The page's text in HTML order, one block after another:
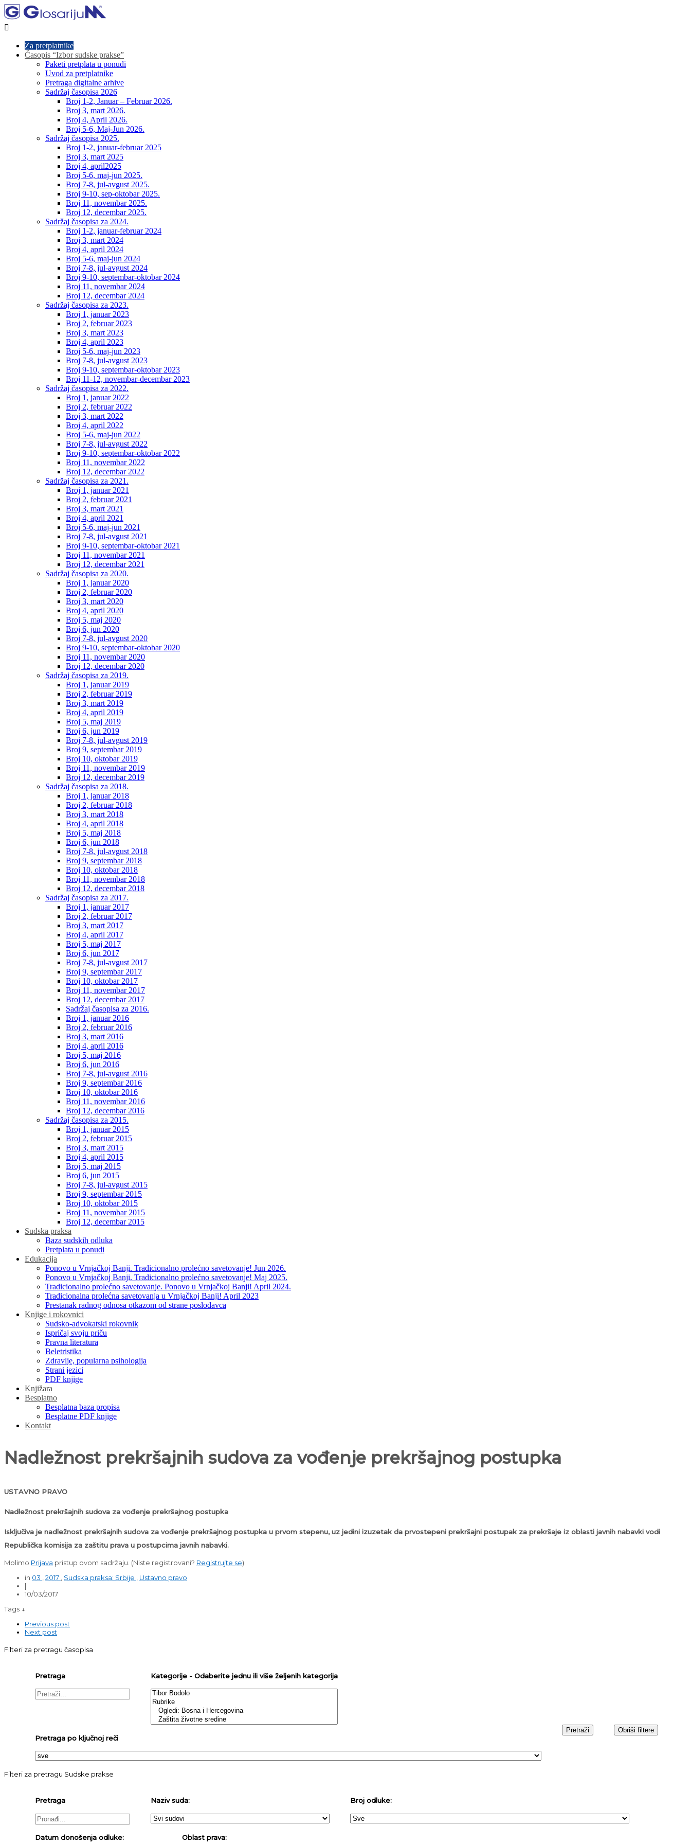

Za pretplatnike
Časopis “Izbor sudske prakse”
Paketi pretplata u ponudi
Uvod za pretplatnike
Pretraga digitalne arhive
Sadržaj časopisa 2026
Broj 1-2, Januar – Februar 2026.
Broj 3, mart 2026.
Broj 4, April 2026.
Broj 5-6, Maj-Jun 2026.
Sadržaj časopisa 2025.
Broj 1-2, januar-februar 2025
Broj 3, mart 2025
Broj 4, april2025
Broj 5-6, maj-jun 2025.
Broj 7-8, jul-avgust 2025.
Broj 9-10, sep-oktobar 2025.
Broj 11, novembar 2025.
Broj 12, decembar 2025.
Sadržaj časopisa za 2024.
Broj 1-2, januar-februar 2024
Broj 3, mart 2024
Broj 4, april 2024
Broj 5-6, maj-jun 2024
Broj 7-8, jul-avgust 2024
Broj 9-10, septembar-oktobar 2024
Broj 11, novembar 2024
Broj 12, decembar 2024
Sadržaj časopisa za 2023.
Broj 1, januar 2023
Broj 2, februar 2023
Broj 3, mart 2023
Broj 4, april 2023
Broj 5-6, maj-jun 2023
Broj 7-8, jul-avgust 2023
Broj 9-10, septembar-oktobar 2023
Broj 11-12, novembar-decembar 2023
Sadržaj časopisa za 2022.
Broj 1, januar 2022
Broj 2, februar 2022
Broj 3, mart 2022
Broj 4, april 2022
Broj 5-6, maj-jun 2022
Broj 7-8, jul-avgust 2022
Broj 9-10, septembar-oktobar 2022
Broj 11, novembar 2022
Broj 12, decembar 2022
Sadržaj časopisa za 2021.
Broj 1, januar 2021
Broj 2, februar 2021
Broj 3, mart 2021
Broj 4, april 2021
Broj 5-6, maj-jun 2021
Broj 7-8, jul-avgust 2021
Broj 9-10, septembar-oktobar 2021
Broj 11, novembar 2021
Broj 12, decembar 2021
Sadržaj časopisa za 2020.
Broj 1, januar 2020
Broj 2, februar 2020
Broj 3, mart 2020
Broj 4, april 2020
Broj 5, maj 2020
Broj 6, jun 2020
Broj 7-8, jul-avgust 2020
Broj 9-10, septembar-oktobar 2020
Broj 11, novembar 2020
Broj 12, decembar 2020
Sadržaj časopisa za 2019.
Broj 1, januar 2019
Broj 2, februar 2019
Broj 3, mart 2019
Broj 4, april 2019
Broj 5, maj 2019
Broj 6, jun 2019
Broj 7-8, jul-avgust 2019
Broj 9, septembar 2019
Broj 10, oktobar 2019
Broj 11, novembar 2019
Broj 12, decembar 2019
Sadržaj časopisa za 2018.
Broj 1, januar 2018
Broj 2, februar 2018
Broj 3, mart 2018
Broj 4, april 2018
Broj 5, maj 2018
Broj 6, jun 2018
Broj 7-8, jul-avgust 2018
Broj 9, septembar 2018
Broj 10, oktobar 2018
Broj 11, novembar 2018
Broj 12, decembar 2018
Sadržaj časopisa za 2017.
Broj 1, januar 2017
Broj 2, februar 2017
Broj 3, mart 2017
Broj 4, april 2017
Broj 5, maj 2017
Broj 6, jun 2017
Broj 7-8, jul-avgust 2017
Broj 9, septembar 2017
Broj 10, oktobar 2017
Broj 11, novembar 2017
Broj 12, decembar 2017
Sadržaj časopisa za 2016.
Broj 1, januar 2016
Broj 2, februar 2016
Broj 3, mart 2016
Broj 4, april 2016
Broj 5, maj 2016
Broj 6, jun 2016
Broj 7-8, jul-avgust 2016
Broj 9, septembar 2016
Broj 10, oktobar 2016
Broj 11, novembar 2016
Broj 12, decembar 2016
Sadržaj časopisa za 2015.
Broj 1, januar 2015
Broj 2, februar 2015
Broj 3, mart 2015
Broj 4, april 2015
Broj 5, maj 2015
Broj 6, jun 2015
Broj 7-8, jul-avgust 2015
Broj 9, septembar 2015
Broj 10, oktobar 2015
Broj 11, novembar 2015
Broj 12, decembar 2015
Sudska praksa
Baza sudskih odluka
Pretplata u ponudi
Edukacija
Ponovo u Vrnjačkoj Banji. Tradicionalno prolećno savetovanje! Jun 2026.
Ponovo u Vrnjačkoj Banji. Tradicionalno prolećno savetovanje! Maj 2025.
Tradicionalno prolećno savetovanje. Ponovo u Vrnjačkoj Banji! April 2024.
Tradicionalna prolećna savetovanja u Vrnjačkoj Banji! April 2023
Prestanak radnog odnosa otkazom od strane poslodavca
Knjige i rokovnici
Sudsko-advokatski rokovnik
Ispričaj svoju priču
Pravna literatura
Beletristika
Zdravlje, popularna psihologija
Strani jezici
PDF knjige
Knjižara
Besplatno
Besplatna baza propisa
Besplatne PDF knjige
Kontakt
Nadležnost prekršajnih sudova za vođenje prekršajnog postupka
USTAVNO PRAVO
Nadležnost prekršajnih sudova za vođenje prekršajnog postupka
Isključiva je nadležnost prekršajnih sudova za vođenje prekršajnog postupka u prvom stepenu, uz jedini izuzetak da prvostepeni prekršajni postupak za prekršaje iz oblasti javnih nabavki vodi
Republička komisija za zaštitu prava u postupcima javnih nabavki.
Molimo Prijava pristup ovom sadržaju. (Niste registrovani? Registrujte se)
in 03 2017 Sudska praksa: Srbije
Ustavno pravo
|
10/03/2017
Tags ↓
Previous post
Next post
Filteri za pretragu časopisa
Pretraga Kategorije - Odaberite jednu ili više željenih kategorija
Pretraga po ključnoj reči
Filteri za pretragu Sudske prakse
Pretraga Naziv suda: Broj odluke:
Datum donošenja odluke: Oblast prava: